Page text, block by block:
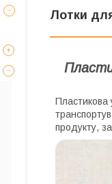
Лотки
Пластикова
продукту,